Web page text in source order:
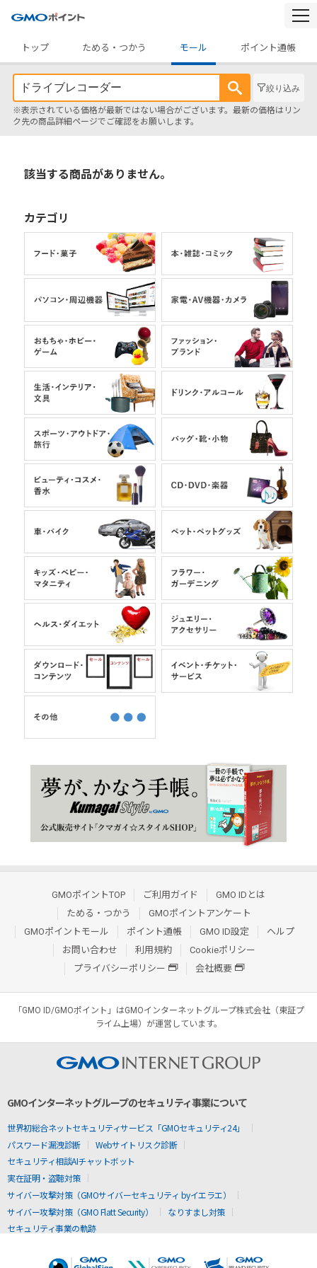
トップ
ためる・つかう モール ポイント通帳
絞り込み
※表示されている価格が最新ではない場合がございます。最新の価格はリン
ク先の商品詳細ページでご確認をお願いします。
該当する商品がありません。
カテゴリ
GMOポイントTOP ご利用ガイド
GMO IDとは
ためる・つかう
GMOポイントアンケート
GMOポイントモール
ポイント通帳 GMO ID設定
ヘルプ
お問い合わせ
利用規約
Cookieポリシー
プライバシーポリシー
会社概要
「GMO ID/GMOポイント」はGMOインターネットグループ株式会社（東証プ
ライム上場）が運営しています。
GMOインターネットグループのセキュリティ事業について
世界初総合ネットセキュリティサービス「GMOセキュリティ24」
パスワード漏洩診断
Webサイトリスク診断
セキュリティ相談AIチャットボット
実在証明・盗聴対策
サイバー攻撃対策（GMOサイバーセキュリティ byイエラエ）
サイバー攻撃対策（GMO Flatt Security）
なりすまし対策
セキュリティ事業の軌跡